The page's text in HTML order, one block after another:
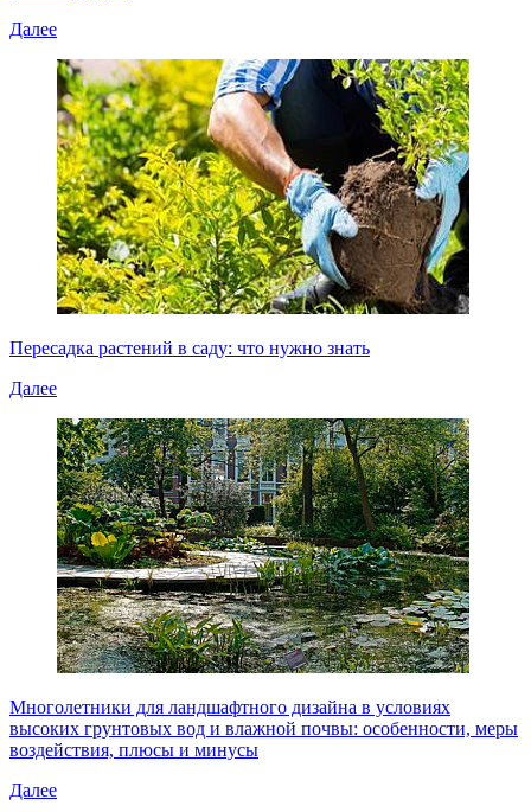
Далее
Пересадка растений в саду: что нужно знать
Далее
Многолетники для ландшафтного дизайна в условиях
высоких грунтовых вод и влажной почвы: особенности, меры
воздействия, плюсы и минусы
Далее